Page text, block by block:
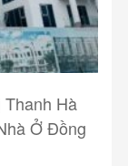
Hà
Ở Đồng